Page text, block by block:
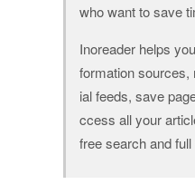
who want to save
Inoreader helps
formation
ial feeds, save
ccess all your
free search and